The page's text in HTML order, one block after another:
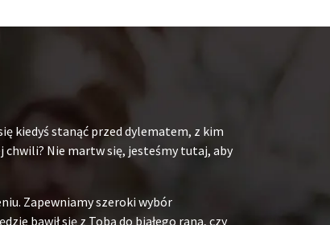
kiedyś stanąć przed dylematem, z kim
chwili? Nie martw się, jesteśmy tutaj, aby
Zapewniamy szeroki wybór
bawił się z Tobą do białego rana, czy